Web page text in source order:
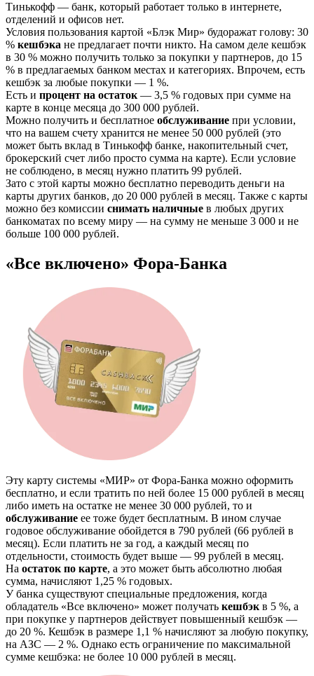
Тинькофф — банк, который работает только в интернете,
отделений и офисов нет.
Условия пользования картой «Блэк Мир» будоражат голову: 30
% кешбэка не предлагает почти никто. На самом деле кешбэк
в 30 % можно получить только за покупки у партнеров, до 15
% в предлагаемых банком местах и категориях. Впрочем, есть
кешбэк за любые покупки — 1 %.
Есть и процент на остаток — 3,5 % годовых при сумме на
карте в конце месяца до 300 000 рублей.
Можно получить и бесплатное обслуживание при условии,
что на вашем счету хранится не менее 50 000 рублей (это
может быть вклад в Тинькофф банке, накопительный счет,
брокерский счет либо просто сумма на карте). Если условие
не соблюдено, в месяц нужно платить 99 рублей.
Зато с этой карты можно бесплатно переводить деньги на
карты других банков, до 20 000 рублей в месяц. Также с карты
можно без комиссии снимать наличные в любых других
банкоматах по всему миру — на сумму не меньше 3 000 и не
больше 100 000 рублей.
«Все включено» Фора-Банка
Эту карту системы «МИР» от Фора-Банка можно оформить
бесплатно, и если тратить по ней более 15 000 рублей в месяц
либо иметь на остатке не менее 30 000 рублей, то и
обслуживание ее тоже будет бесплатным. В ином случае
годовое обслуживание обойдется в 790 рублей (66 рублей в
месяц). Если платить не за год, а каждый месяц по
отдельности, стоимость будет выше — 99 рублей в месяц.
На остаток по карте, а это может быть абсолютно любая
сумма, начисляют 1,25 % годовых.
У банка существуют специальные предложения, когда
обладатель «Все включено» может получать кешбэк в 5 %, а
при покупке у партнеров действует повышенный кешбэк —
до 20 %. Кешбэк в размере 1,1 % начисляют за любую покупку,
на АЗС — 2 %. Однако есть ограничение по максимальной
сумме кешбэка: не более 10 000 рублей в месяц.